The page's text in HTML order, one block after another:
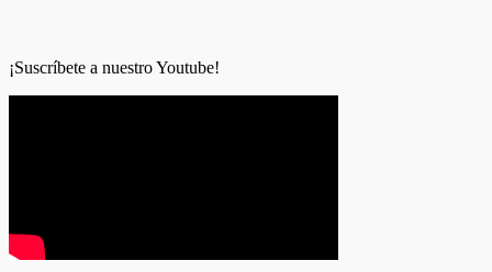
¡Suscríbete a nuestro Youtube!